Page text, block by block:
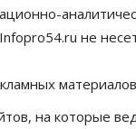
не
на которые